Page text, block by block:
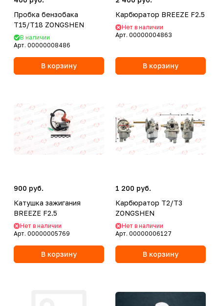
Пробка бензобака
T15/T18 ZONGSHEN
В наличии
Арт. 00000008486
В корзину
Карбюратор BREEZE F2.5
Нет в наличии
Арт. 00000004863
В корзину
900 руб.
Катушка зажигания
BREEZE F2.5
Нет в наличии
Арт. 00000005769
В корзину
1 200 руб.
Карбюратор T2/T3
ZONGSHEN
Нет в наличии
Арт. 00000006127
В корзину